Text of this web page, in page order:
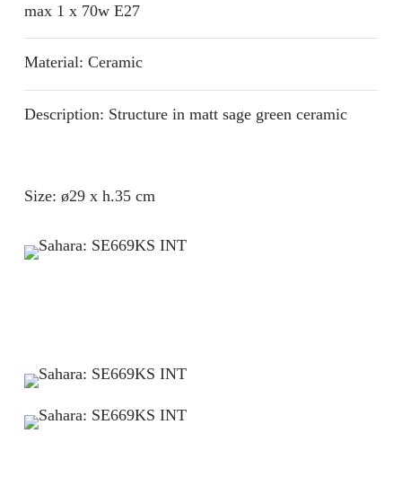
max 1 x 70w E27
Material: Ceramic
Description: Structure in matt sage green ceramic
Size: ø29 x h.35 cm